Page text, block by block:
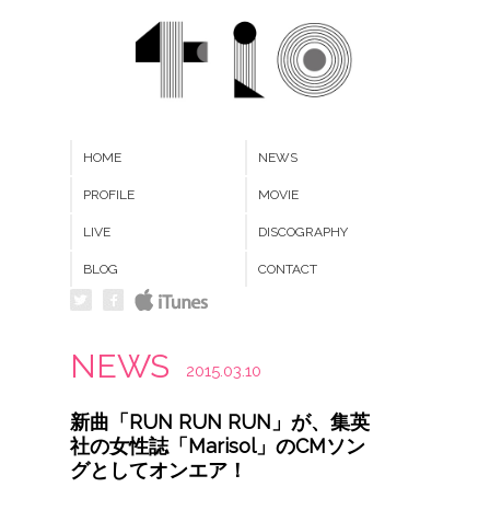
HOME NEWS
PROFILE MOVIE
LIVE DISCOGRAPHY
BLOG CONTACT
NEWS 2015.03.10
新曲「RUN RUN RUN」が、集英
社の女性誌「Marisol」のCMソン
グとしてオンエア！